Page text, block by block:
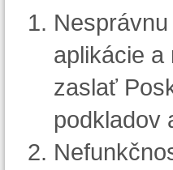
aplikácie a
zaslať
podkladov